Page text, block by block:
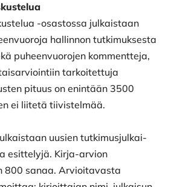
-osastossa julkaistaan
hallinnon tutkimuksesta
puheenvuorojen kommentteja,
tarkoitettuja
pituus on enintään 3500
ei liitetä tiivistelmää.
uusien tutkimusjulkai­
esittelyjä. Kirja-arvion
800 sanaa. Arvioitavasta